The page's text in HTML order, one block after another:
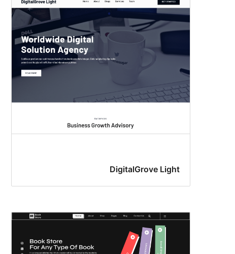
DigitalGrove Light